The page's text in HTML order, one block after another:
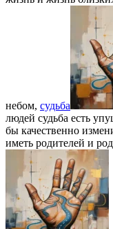
небом, судьба
людей судьба есть
бы качественно
иметь родителей и